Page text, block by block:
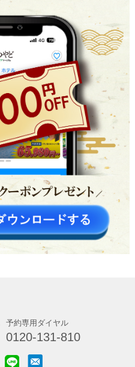
予約専用ダイヤル
0120-131-810